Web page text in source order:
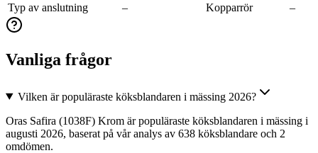
Typ av anslutning
– Kopparrör –
Vanliga frågor
Vilken är populäraste köksblandaren i mässing 2026?
Oras Safira (1038F) Krom är populäraste köksblandaren i mässing i
augusti 2026, baserat på vår analys av 638 köksblandare och 2
omdömen.